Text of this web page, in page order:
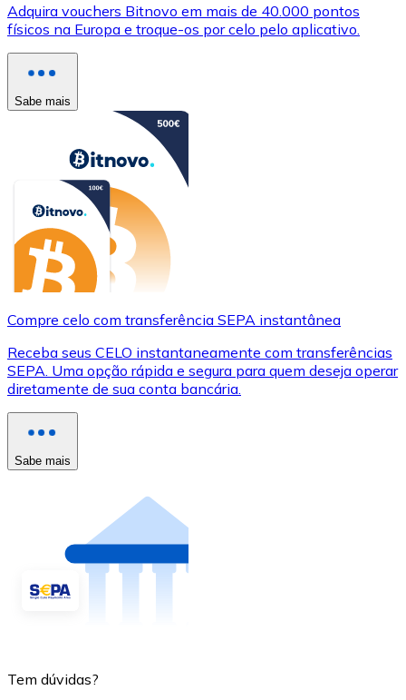
Adquira vouchers Bitnovo em mais de 40.000 pontos
físicos na Europa e troque-os por celo pelo aplicativo.
Sabe mais
Compre celo com transferência SEPA instantânea
Receba seus CELO instantaneamente com transferências
SEPA. Uma opção rápida e segura para quem deseja operar
diretamente de sua conta bancária.
Sabe mais
Tem dúvidas?